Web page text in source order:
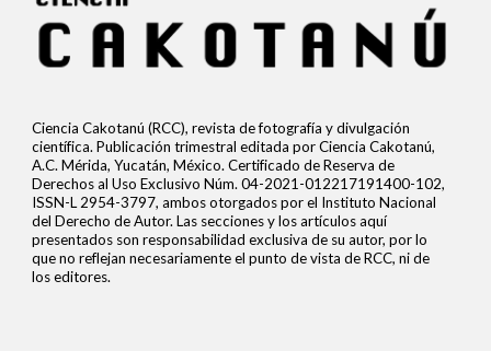
Ciencia Cakotanú (RCC), revista de fotografía y divulgación
científica. Publicación trimestral editada por Ciencia Cakotanú,
A.C. Mérida, Yucatán, México. Certificado de Reserva de
Derechos al Uso Exclusivo Núm. 04-2021-012217191400-102,
ISSN-L 2954-3797, ambos otorgados por el Instituto Nacional
del Derecho de Autor. Las secciones y los artículos aquí
presentados son responsabilidad exclusiva de su autor, por lo
que no reflejan necesariamente el punto de vista de RCC, ni de
los editores.